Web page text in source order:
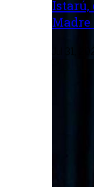
Istarú,
Madre
Jul 31, 2026